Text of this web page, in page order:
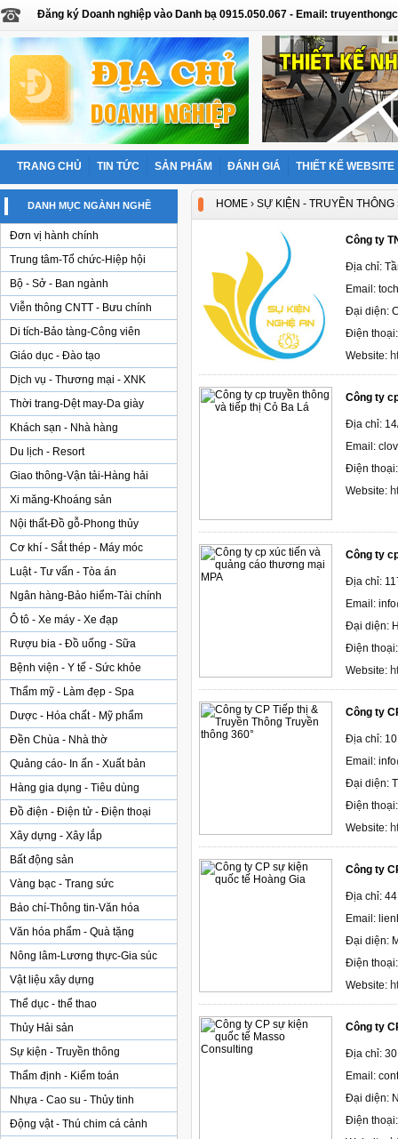
Đăng ký Doanh nghiệp vào Danh bạ 0915.050.067 - Email:
TRANG CHỦ TIN TỨC SẢN PHẨM ĐÁNH GIÁ THIẾT KẾ WEBSITE
DANH MỤC NGÀNH NGHỀ
Đơn vị hành chính
Trung tâm-Tổ chức-Hiệp hội
Bộ - Sở - Ban ngành
Viễn thông CNTT - Bưu chính
Di tích-Bảo tàng-Công viên
Giáo dục - Đào tạo
Dịch vụ - Thương mại - XNK
Thời trang-Dệt may-Da giày
Khách sạn - Nhà hàng
Du lịch - Resort
Giao thông-Vận tải-Hàng hải
Xi măng-Khoáng sản
Nội thất-Đồ gỗ-Phong thủy
Cơ khí - Sắt thép - Máy móc
Luật - Tư vấn - Tòa án
Ngân hàng-Bảo hiểm-Tài chính
Ô tô - Xe máy - Xe đạp
Rượu bia - Đồ uống - Sữa
Bệnh viện - Y tế - Sức khỏe
Thẩm mỹ - Làm đẹp - Spa
Dược - Hóa chất - Mỹ phẩm
Đền Chùa - Nhà thờ
Quảng cáo- In ấn - Xuất bản
Hàng gia dụng - Tiêu dùng
Đồ điện - Điện tử - Điện thoại
Xây dựng - Xây lắp
Bất động sản
Vàng bạc - Trang sức
Báo chí-Thông tin-Văn hóa
Văn hóa phẩm - Quà tặng
Nông lâm-Lương thực-Gia súc
Vật liệu xây dựng
Thể dục - thể thao
Thủy Hải sản
Sự kiện - Truyền thông
Thẩm định - Kiểm toán
Nhựa - Cao su - Thủy tinh
Động vật - Thú chim cá cảnh
HOME› SỰ KIỆN - TRUYỀN THÔNG
Công ty
Địa chỉ:
Email:
Đại diện:
Điện
Website:
Công ty
Địa chỉ:
Email:
Điện
Website:
Công ty
Địa chỉ:
Email:
Đại diện:
Điện
Website:
Công ty
Địa chỉ:
Email:
Đại diện:
Điện
Website:
Công ty
Địa chỉ:
Email:
Đại diện:
Điện
Website:
Công ty
Địa chỉ:
Email:
Đại diện:
Điện